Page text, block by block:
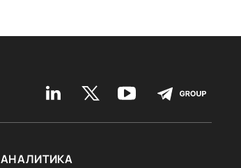
АНАЛИТИКА